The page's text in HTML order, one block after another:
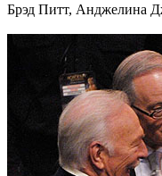
Брэд Питт, Анджелина